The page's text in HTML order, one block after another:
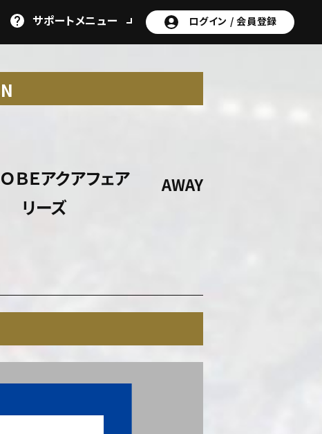
サポートメニュー ログイン /会員登録
AWAY
ＢＥアクアフェア
リーズ